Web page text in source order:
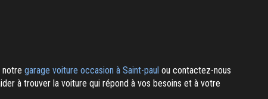
notre garage voiture occasion à Saint-paul ou contactez-nous
à trouver la voiture qui répond à vos besoins et à votre